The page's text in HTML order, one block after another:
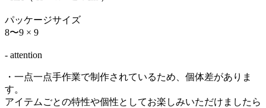
パッケージサイズ
8〜9 × 9
- attention
・一点一点手作業で制作されているため、個体差がありま
す。
アイテムごとの特性や個性としてお楽しみいただけましたら